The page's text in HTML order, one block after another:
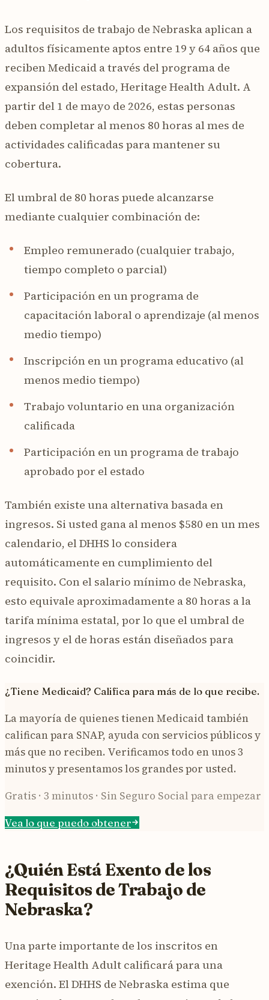
Los requisitos de trabajo de Nebraska aplican a
adultos físicamente aptos entre 19 y 64 años que
reciben Medicaid a través del programa de
expansión del estado, Heritage Health Adult. A
partir del 1 de mayo de 2026, estas personas
deben completar al menos 80 horas al mes de
actividades calificadas para mantener su
cobertura.
El umbral de 80 horas puede alcanzarse
mediante cualquier combinación de:
Empleo remunerado (cualquier trabajo,
tiempo completo o parcial)
Participación en un programa de
capacitación laboral o aprendizaje (al menos
medio tiempo)
Inscripción en un programa educativo (al
menos medio tiempo)
Trabajo voluntario en una organización
calificada
Participación en un programa de trabajo
aprobado por el estado
También existe una alternativa basada en
ingresos. Si usted gana al menos $580 en un mes
calendario, el DHHS lo considera
automáticamente en cumplimiento del
requisito. Con el salario mínimo de Nebraska,
esto equivale aproximadamente a 80 horas a la
tarifa mínima estatal, por lo que el umbral de
ingresos y el de horas están diseñados para
coincidir.
¿Tiene Medicaid? Califica para más de lo que recibe.
La mayoría de quienes tienen Medicaid también
califican para SNAP, ayuda con servicios públicos y
más que no reciben. Verificamos todo en unos 3
minutos y presentamos los grandes por usted.
Gratis · 3 minutos · Sin Seguro Social para empezar
Vea lo que puedo obtener
¿Quién Está Exento de los
Requisitos de Trabajo de
Nebraska?
Una parte importante de los inscritos en
Heritage Health Adult calificará para una
exención. El DHHS de Nebraska estima que